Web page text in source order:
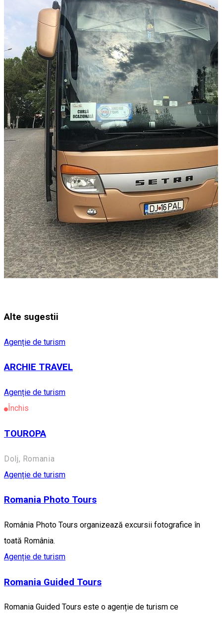
Alte sugestii
Agenție de turism
ARCHIE TRAVEL
Agenție de turism
Închis
TOUROPA
Dolj, Romania
Agenție de turism
Romania Photo Tours
România Photo Tours organizează excursii fotografice în
toată România.
Agenție de turism
Romania Guided Tours
Romania Guided Tours este o agenție de turism ce